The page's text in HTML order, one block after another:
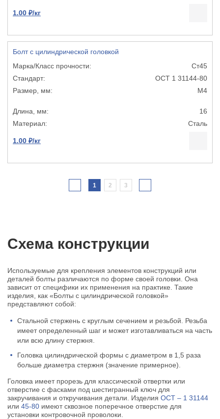
1.00 ₽/кг
Болт с цилиндрической головкой
Ст45
ОСТ 1 31144-80
М4
16
Сталь
1.00 ₽/кг
1 2 3
Схема конструкции
Используемые для крепления элементов конструкций или
деталей болты различаются по форме своей головки. Она
зависит от специфики их применения на практике. Такие
изделия, как «Болты с цилиндрической головкой»
представляют собой:
Стальной стержень с круглым сечением и резьбой. Резьба
имеет определенный шаг и может изготавливаться на часть
или всю длину стержня.
Головка цилиндрической формы с диаметром в 1,5 раза
больше диаметра стержня (значение примерное).
Головка имеет прорезь для классической отвертки или
отверстие с фасками под шестигранный ключ для
закручивания и откручивания детали. Изделия ОСТ – 1 31144
или 45-80 имеют сквозное поперечное отверстие для
установки контровочной проволоки.